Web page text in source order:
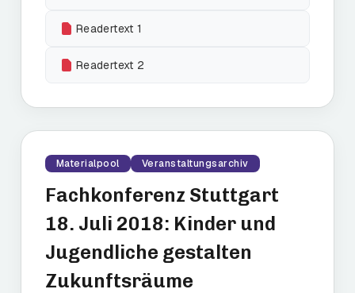
Readertext 1
Readertext 2
Materialpool Veranstaltungsarchiv
Fachkonferenz Stuttgart
18. Juli 2018: Kinder und
Jugendliche gestalten
Zukunftsräume